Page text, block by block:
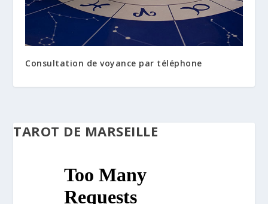
Consultation de voyance par téléphone
TAROT DE MARSEILLE